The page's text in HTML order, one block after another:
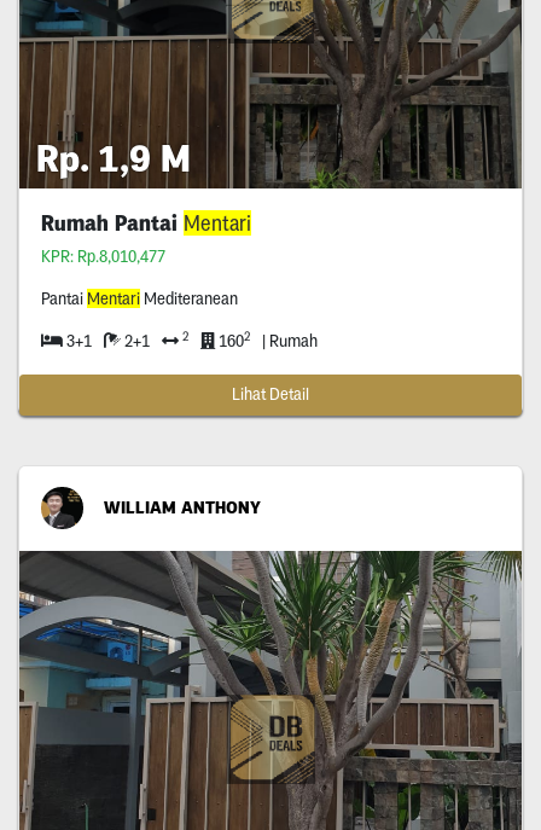
Rp. 1,9 M
Rumah Pantai Mentari
KPR: Rp.8,010,477
Pantai MentariMediteranean
3+1 2+1 2 1602 | Rumah
Lihat Detail
WILLIAM ANTHONY